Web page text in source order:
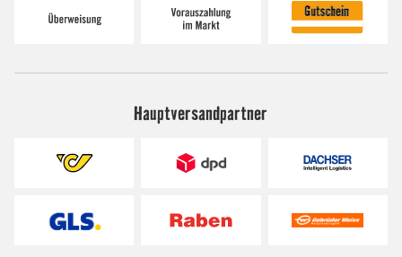
Hauptversandpartner